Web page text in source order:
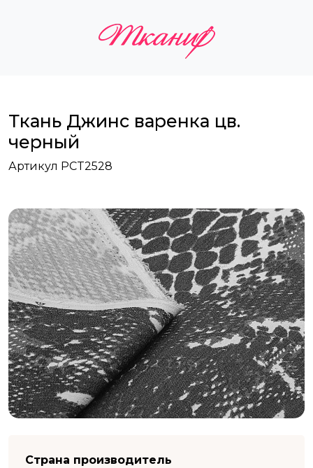
Ткань Джинс варенка цв.
черный
Артикул PCT2528
Страна производитель